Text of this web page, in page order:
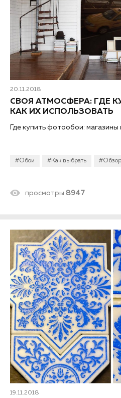
20.11.2018
#Обои #Как выбрать #Обзор
СВОЯ АТМОСФЕРА: ГДЕ
КАК ИХ ИСПОЛЬЗОВАТЬ
Где купить фотообои:
просмотры 8947
19.11.2018